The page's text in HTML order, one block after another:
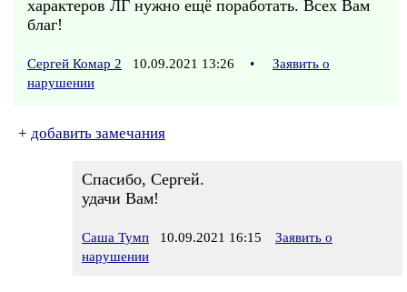
характеров ЛГ нужно ещё поработать. Всех Вам
благ!
Сергей Комар 2 10.09.2021 13:26 •
Заявить о
нарушении
+ добавить замечания
Спасибо, Сергей.
удачи Вам!
Саша Тумп 10.09.2021 16:15
Заявить о
нарушении